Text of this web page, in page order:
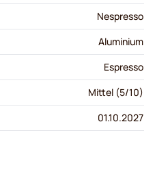
Nespresso
Aluminium
Espresso
Mittel (5/10)
01.10.2027